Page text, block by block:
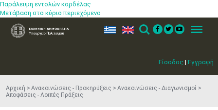
Παράλειψη εντολών κορδέλας
Μετάβαση στο κύριο περιεχόμενο
Είσοδος | Εγγραφή
ελ en Search Menu
Αρχική Ανακοινώσεις - Προκηρύξεις
Ανακοινώσεις - Διαγωνισμοί
Αποφάσεις - Λοιπές Πράξεις